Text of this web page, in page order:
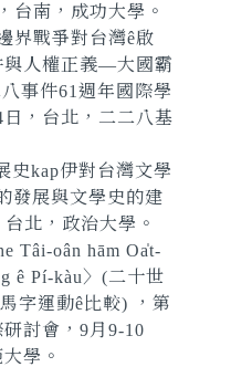
台南，成功大學。
界戰爭對台灣ê啟
與人權正義—大國霸
事件61週年國際學
，台北，二二八基
史kap伊對台灣文學
發展與文學史的建
北，政治大學。
Tâi-oân hām Oa̍t-
ê Pí-kàu〉 (二十世
字運動ê比較) ，第
討會，9月9-10
學。